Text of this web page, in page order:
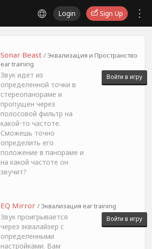
Login Sign Up
Sonar Beast / Эквализация и Пространство
ear training
Звук идет из
определенной точки в
стереопанораме и
пропущен через
полосовой фильтр на
какой-то частоте.
Сможешь точно
определить его
положение в панораме и
на какой частоте он
звучит?
Войти в игру
EQ Mirror / Эквализация ear training
Звук проигрывается
через эквалайзер с
определенными
настройками. Вам
Войти в игру